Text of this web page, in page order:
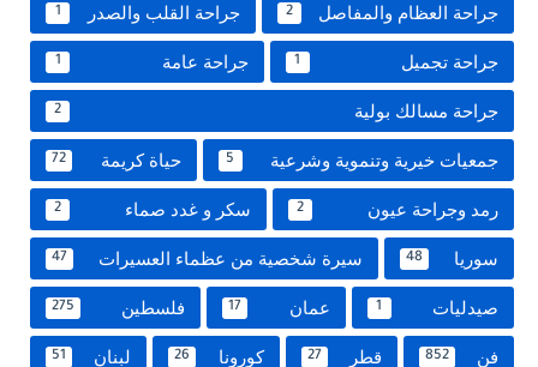
جراحة العظام والمفاصل 2 جراحة القلب والصدر 1
جراحة تجميل 1 جراحة عامة 1
جراحة مسالك بولية 2
جمعيات خيرية وتنموية وشرعية 5 حياة كريمة 72
رمد وجراحة عيون 2 سكر و غدد صماء 2
سوريا 48 سيرة شخصية من عظماء العسيرات 47
صيدليات 1 عمان 17 فلسطين 275
فن 852 قطر 27 كورونا 26 لبنان 51